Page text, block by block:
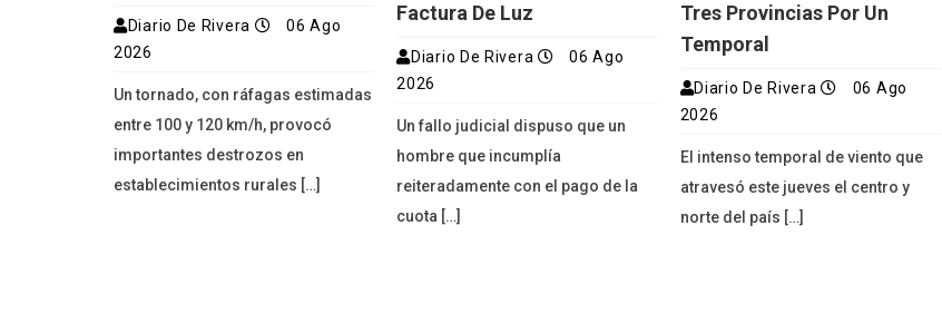
Diario De Rivera
06 Ago
2026
Un tornado, con ráfagas estimadas
entre 100 y 120 km/h, provocó
importantes destrozos en
establecimientos rurales […]
Factura De Luz
Diario De Rivera
06 Ago
2026
Un fallo judicial dispuso que un
hombre que incumplía
reiteradamente con el pago de la
cuota […]
Tres Provincias Por Un
Temporal
Diario De Rivera
06 Ago
2026
El intenso temporal de viento que
atravesó este jueves el centro y
norte del país […]